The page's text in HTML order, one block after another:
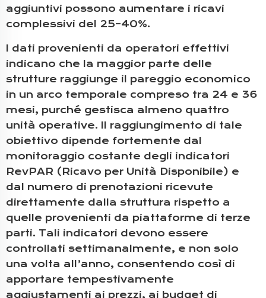
aggiuntivi possono aumentare i ricavi
complessivi del 25–40%.
I dati provenienti da operatori effettivi
indicano che la maggior parte delle
strutture raggiunge il pareggio economico
in un arco temporale compreso tra 24 e 36
mesi, purché gestisca almeno quattro
unità operative. Il raggiungimento di tale
obiettivo dipende fortemente dal
monitoraggio costante degli indicatori
RevPAR (Ricavo per Unità Disponibile) e
dal numero di prenotazioni ricevute
direttamente dalla struttura rispetto a
quelle provenienti da piattaforme di terze
parti. Tali indicatori devono essere
controllati settimanalmente, e non solo
una volta all’anno, consentendo così di
apportare tempestivamente
aggiustamenti ai prezzi, ai budget di